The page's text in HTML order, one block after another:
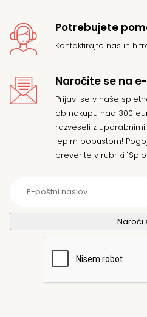
Potrebujete
Kontaktirajte nas in
Naročite se na
Prijavi se v naše
ob nakupu nad 300
razveseli z
lepim popustom!
preverite v rubriki